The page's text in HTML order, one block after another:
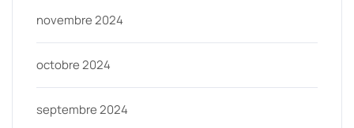
novembre 2024
octobre 2024
septembre 2024